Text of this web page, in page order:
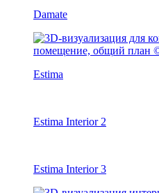
Damate
Estima
Estima Interior 2
Estima Interior 3